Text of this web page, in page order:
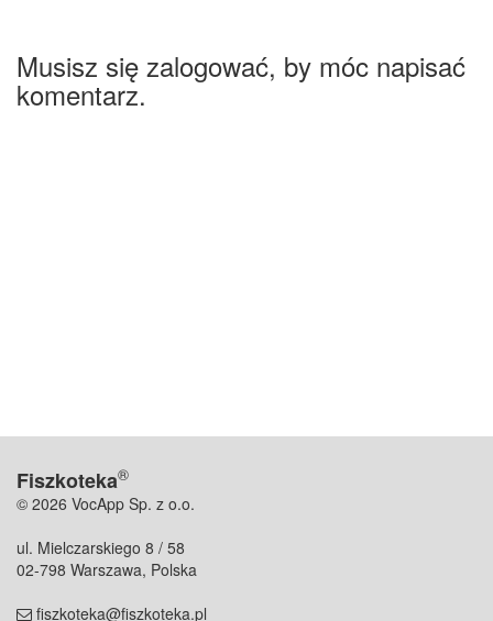
Musisz się zalogować, by móc napisać
komentarz.
Fiszkoteka®
© 2026 VocApp Sp. z o.o.
ul. Mielczarskiego 8 / 58
02-798 Warszawa, Polska
fiszkoteka@fiszkoteka.pl